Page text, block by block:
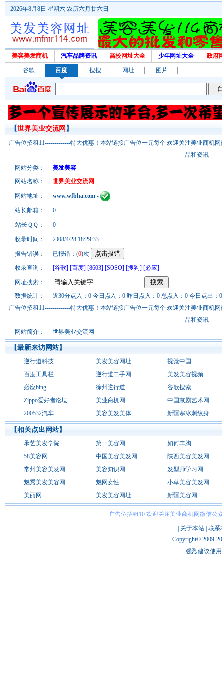
2026年8月8日 星期六 农历六月廿六日
美容美发商机 汽车品牌资讯 高校网址大全 少年网址大全 政府
谷歌 百度 搜搜 网址 图片
【世界美业交流网 】
广告位招租11-------------特大优惠！本站链接广告位一元每个 欢迎关注美业商机
品和资讯
网站分类：
美发美容
网站名称：
世界美业交流网
网站地址： www.wfbha.com -
站长邮箱： 0
站长ＱＱ： 0
收录时间： 2008/4/28 18:29:33
报告错误： 已报错：(0)次
收录查询： [谷歌] [百度] [8603] [SOSO] [搜狗] [必应]
网址搜索：
数据统计：
近30分点入：0 今日点入：0 昨日点入：0 总点入：0 今日点出：
广告位招租11-------------特大优惠！本站链接广告位一元每个 欢迎关注美业商机
品和资讯
网站简介：
世界美业交流网
【最新来访网站】
· 逆行道科技 · 美发美容网址 · 视觉中国
· 百度工具栏 · 逆行道二手网 · 美发美容视频
· 必应bing · 徐州逆行道 · 谷歌搜索
· Zippo爱好者论坛 · 美业商机网 · 中国京剧艺术网
· 200532汽车 · 美容美发美体 · 新疆寒冰刺纹身
【相关点出网站】
· 承艺美发学院 · 第一美容网 · 如何丰胸
· 58美容网 · 中国美容美发网 · 陕西美容美发网
· 常州美容美发网 · 美容知识网 · 发型师学习网
· 魅秀美发美容网 · 魅网女性 · 小草美容美发网
· 美丽网 · 美发美容网址 · 新疆美容网
广告位招租10 欢迎关注美业商机网微信公
关于本站 联系
Copyright© 2009-
强烈建议使